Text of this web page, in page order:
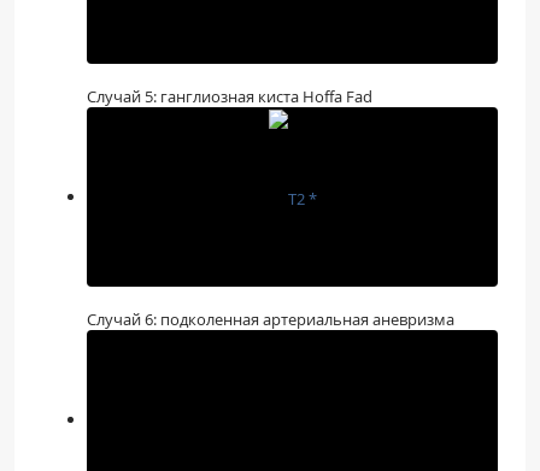
Случай 5: ганглиозная киста Hoffa Fad
Случай 6: подколенная артериальная аневризма